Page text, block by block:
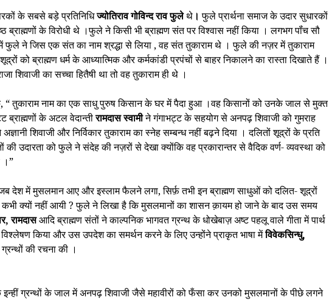
के सबसे बड़े प्रतिनिधिज्योतिराव गोविन्द राव फुलेथे । फुले प्रार्थना समाज के उदार सुधारकों
के विरोधी थे ।फुले ने किसी भी ब्राह्मण संत पर विश्वास नहीं किया । लगभग पॉंच सौ
फुले ने जिस एक संत का नाम श्रद्धा से लिया , वह संत तुकाराम थे । फुले की नज़र में तुकाराम
को ब्राह्मण धर्म के आध्यात्मिक और कर्मकांडी प्रपंचों से बाहर निकालने का रास्ता दिखाते हैं ।
शिवाजी का सच्चा हितैषी था तो वह तुकाराम ही थे ।
“ तुकाराम नाम का एक साधु पुरुष किसान के घर में पैदा हुआ ।वह किसानों को उनके जाल से मुक्त
के अटल वेदान्तीरामदास स्वामीने गंगाभट्ट के सहयोग से अनपढ़ शिवाजी को गुमराह
शिवाजी और निर्विकार तुकाराम का स्नेह सम्बन्ध नहीं बढ़ने दिया । दलितों शूद्रों के प्रति
की उदारता को फुले ने संदेह की नज़रों से देखा क्योंकि वह प्रकारान्तर से वैदिक वर्ण- व्यवस्था को
।”
देश में मुसलमान आए और इस्लाम फैलने लगा, सिर्फ़ तभी इन ब्राह्मण साधुओं को दलित- शूद्रों
क्यों नहीं आयी ? फुले ने लिखा है कि मुसलमानों का शासन क़ायम हो जाने के बाद उस समय
रामदासआदि ब्राह्मण संतों ने काल्पनिक भागवत ग्रन्थ के धोखेबाज़ अष्ट पहलू वाले गीता में पार्थ
विश्लेषण किया और उस उपदेश का समर्थन करने के लिए उन्होंने प्राकृत भाषा मेंविवेकसिन्धु,
की रचना की ।
इन्हीं ग्रन्थों के जाल में अनपढ़ शिवाजी जैसे महावीरों को फँसा कर उनको मुसलमानों के पीछे लगने